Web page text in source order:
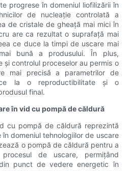
progrese în domeniul liofilizării în
de nucleație controlată a
de cristale de gheață mai mici în
are ca rezultat o suprafață mai
ce duce la timpi de uscare mai
bună a produsului. În plus,
și controlul proceselor au permis o
mai precisă a parametrilor de
la o reproductibilitate și o
final.
în vid cu pompă de căldură
cu pompă de căldură reprezintă
domeniul tehnologiilor de uscare
o pompă de căldură pentru a
de uscare, permițând
punct de vedere energetic în